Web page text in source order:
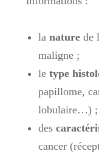
la naturede
maligne ;
le type
papillome,
lobulaire…) ;
des
cancer